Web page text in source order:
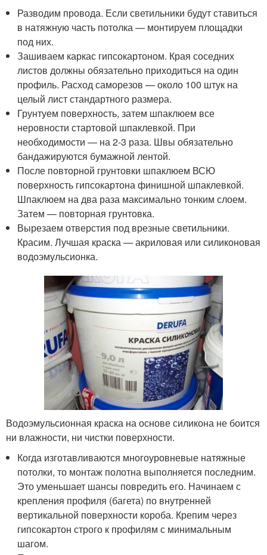
Разводим провода. Если светильники будут ставиться
в натяжную часть потолка — монтируем площадки
под них.
Зашиваем каркас гипсокартоном. Края соседних
листов должны обязательно приходиться на один
профиль. Расход саморезов — около 100 штук на
целый лист стандартного размера.
Грунтуем поверхность, затем шпаклюем все
неровности стартовой шпаклевкой. При
необходимости — на 2-3 раза. Швы обязательно
бандажируются бумажной лентой.
После повторной грунтовки шпаклюем ВСЮ
поверхность гипсокартона финишной шпаклевкой.
Шпаклюем на два раза максимально тонким слоем.
Затем — повторная грунтовка.
Вырезаем отверстия под врезные светильники.
Красим. Лучшая краска — акриловая или силиконовая
водоэмульсионка.
Водоэмульсионная краска на основе силикона не боится
ни влажности, ни чистки поверхности.
Когда изготавливаются многоуровневые натяжные
потолки, то монтаж полотна выполняется последним.
Это уменьшает шансы повредить его. Начинаем с
крепления профиля (багета) по внутренней
вертикальной поверхности короба. Крепим через
гипсокартон строго к профилям с минимальным
шагом.